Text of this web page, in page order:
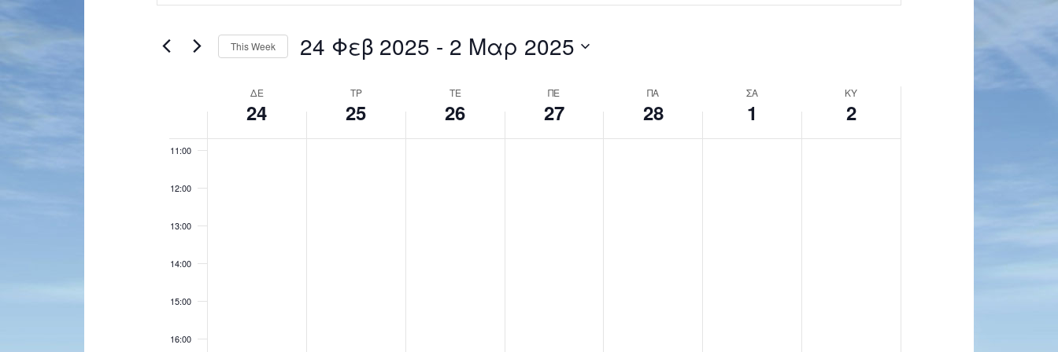
and
Views
Navigation
Search
Events
Search
Events
This Week 24 Φεβ 2025 - 2 Μαρ 2025
Events
ΔΕ
24
ΤΡ
25
ΤΕ
26
ΠΕ
27
ΠΑ
28
ΣΑ
1
ΚΥ
2
11:00
12:00
13:00
14:00
15:00
16:00